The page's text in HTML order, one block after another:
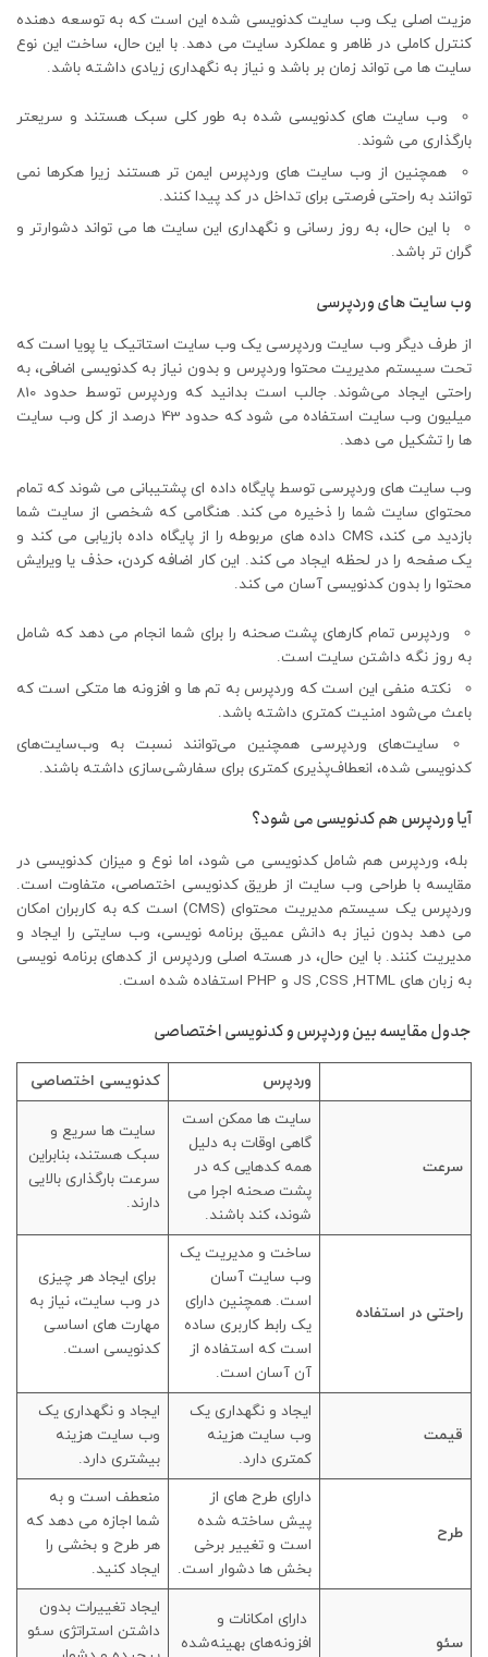
مزیت اصلی یک وب سایت کدنویسی شده این است که به توسعه دهنده
کنترل کاملی در ظاهر و عملکرد سایت می دهد. با این حال، ساخت این نوع
سایت ها می تواند زمان بر باشد و نیاز به نگهداری زیادی داشته باشد.
وب سایت های کدنویسی شده به طور کلی سبک هستند و سریعتر
بارگذاری می شوند.
همچنین از وب سایت های وردپرس ایمن تر هستند زیرا هکرها نمی
توانند به راحتی فرصتی برای تداخل در کد پیدا کنند.
با این حال، به روز رسانی و نگهداری این سایت ها می تواند دشوارتر و
گران تر باشد.
وب سایت های وردپرسی
از طرف دیگر وب سایت وردپرسی یک وب سایت استاتیک یا پویا است که
تحت سیستم مدیریت محتوا وردپرس و بدون نیاز به کدنویسی اضافی، به
راحتی ایجاد می‌شوند. جالب است بدانید که وردپرس توسط حدود 810
میلیون وب سایت استفاده می شود که حدود 43 درصد از کل وب سایت
ها را تشکیل می دهد.
وب سایت های وردپرسی توسط پایگاه داده ای پشتیبانی می شوند که تمام
محتوای سایت شما را ذخیره می کند. هنگامی که شخصی از سایت شما
بازدید می کند، CMS داده های مربوطه را از پایگاه داده بازیابی می کند و
یک صفحه را در لحظه ایجاد می کند. این کار اضافه کردن، حذف یا ویرایش
محتوا را بدون کدنویسی آسان می کند.
وردپرس تمام کارهای پشت صحنه را برای شما انجام می دهد که شامل
به روز نگه داشتن سایت است.
نکته منفی این است که وردپرس به تم ها و افزونه ها متکی است که
باعث می‌شود امنیت کمتری داشته باشد.
سایت‌های وردپرسی همچنین می‌توانند نسبت به وب‌سایت‌های
کدنویسی شده، انعطاف‌پذیری کمتری برای سفارشی‌سازی داشته باشند.
آیا وردپرس هم کدنویسی می شود؟
بله، وردپرس هم شامل کدنویسی می شود، اما نوع و میزان کدنویسی در
مقایسه با طراحی وب سایت از طریق کدنویسی اختصاصی، متفاوت است.
وردپرس یک سیستم مدیریت محتوای (CMS) است که به کاربران امکان
می دهد بدون نیاز به دانش عمیق برنامه نویسی، وب سایتی را ایجاد و
مدیریت کنند. با این حال، در هسته اصلی وردپرس از کدهای برنامه نویسی
به زبان های JS ,CSS ,HTML و PHP استفاده شده است.
جدول مقایسه بین وردپرس و کدنویسی اختصاصی
وردپرس کدنویسی اختصاصی
سرعت
سایت ها ممکن است
گاهی اوقات به دلیل
همه کدهایی که در
پشت صحنه اجرا می
شوند، کند باشند.
سایت ها سریع و
سبک هستند، بنابراین
سرعت بارگذاری بالایی
دارند.
راحتی در استفاده
ساخت و مدیریت یک
وب سایت آسان
است. همچنین دارای
یک رابط کاربری ساده
است که استفاده از
آن آسان است.
برای ایجاد هر چیزی
در وب سایت، نیاز به
مهارت های اساسی
کدنویسی است.
قیمت
ایجاد و نگهداری یک
وب سایت هزینه
کمتری دارد.
ایجاد و نگهداری یک
وب سایت هزینه
بیشتری دارد.
طرح
دارای طرح های از
پیش ساخته شده
است و تغییر برخی
بخش ها دشوار است.
منعطف است و به
شما اجازه می دهد که
هر طرح و بخشی را
ایجاد کنید.
سئو
دارای امکانات و
افزونه‌های بهینه‌شده
ایجاد تغییرات بدون
داشتن استراتژی سئو